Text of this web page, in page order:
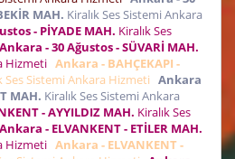
MAH. Kiralık Ses Sistemi Ankara
- PİYADE MAH. Kiralık Ses
Ankara - 30 Ağustos - SÜVARİ MAH.
Hizmeti Ankara - BAHÇEKAPI -
Ses Sistemi Ankara Hizmeti Ankara
MAH. Kiralık Ses Sistemi Ankara
- AYYILDIZ MAH. Kiralık Ses
Ankara - ELVANKENT - ETİLER MAH.
Hizmeti Ankara - ELVANKENT -